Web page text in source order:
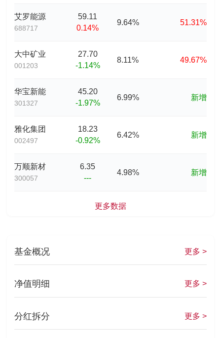
艾罗能源
688717
59.11
0.14%
9.64% 51.31%
大中矿业
001203
27.70
-1.14%
8.11% 49.67%
华宝新能
301327
45.20
-1.97%
6.99% 新增
雅化集团
002497
18.23
-0.92%
6.42% 新增
万顺新材
300057
6.35
---
4.98% 新增
更多数据
基金概况 更多 >
净值明细 更多 >
分红拆分 更多 >